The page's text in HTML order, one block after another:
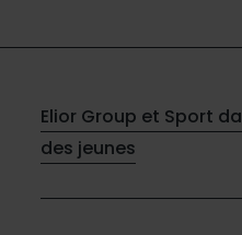
Elior Group et Sport
des jeunes